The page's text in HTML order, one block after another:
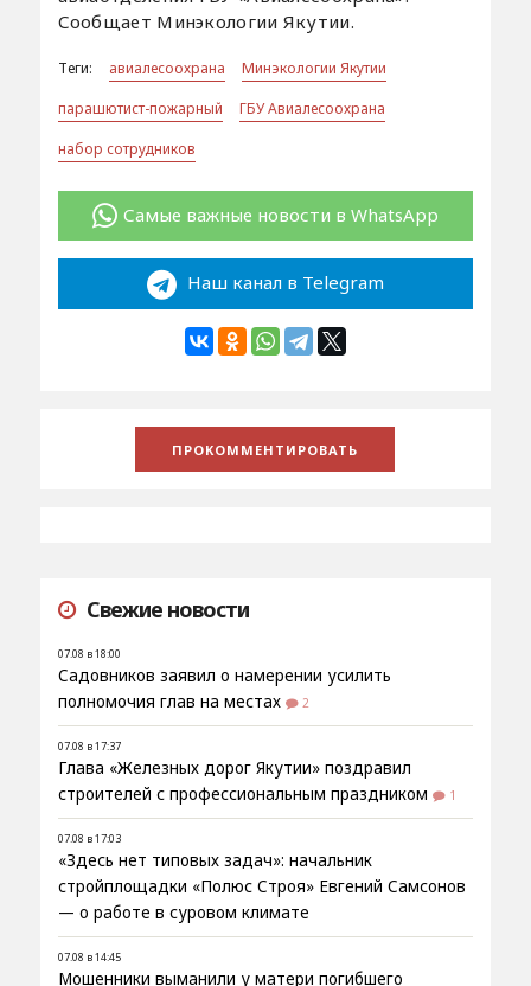
Сообщает Минэкологии Якутии.
Теги: авиалесоохрана
Минэкологии Якутии
парашютист-пожарный
ГБУ Авиалесоохрана
набор сотрудников
Самые важные новости в WhatsApp
Наш канал в Telegram
Свежие новости
07.08 в 18:00
Садовников заявил о намерении усилить
полномочия глав на местах
2
07.08 в 17:37
Глава «Железных дорог Якутии» поздравил
строителей с профессиональным праздником
1
07.08 в 17:03
«Здесь нет типовых задач»: начальник
стройплощадки «Полюс Строя» Евгений Самсонов
— о работе в суровом климате
07.08 в 14:45
Мошенники выманили у матери погибшего